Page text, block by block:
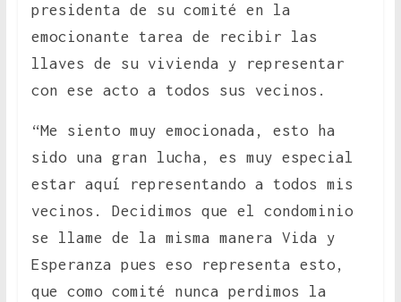
presidenta de su comité en la
emocionante tarea de recibir las
llaves de su vivienda y representar
con ese acto a todos sus vecinos.
“Me siento muy emocionada, esto ha
sido una gran lucha, es muy especial
estar aquí representando a todos mis
vecinos. Decidimos que el condominio
se llame de la misma manera Vida y
Esperanza pues eso representa esto,
que como comité nunca perdimos la